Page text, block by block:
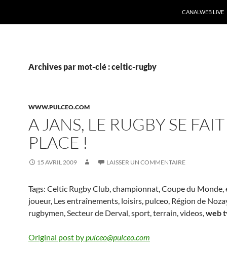
CANALWEB LIVE
Archives par mot-clé : celtic-rugby
WWW.PULCEO.COM
A JANS, LE RUGBY SE
PLACE !
15 AVRIL 2009 LAISSER UN COMMENTAIRE
Tags: Celtic Rugby Club, championnat, Coupe du Monde,
joueur, Les entraînements, loisirs, pulceo, Région de
rugbymen, Secteur de Derval, sport, terrain, videos,web
Original post bypulceo@pulceo.com